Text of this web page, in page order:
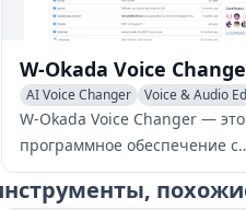
AI Voice Changer
Voice & Audio
AI Voice Chat Generator
W-Okada Voice Changer — это
программное обеспечение с
открытым исходным кодом,
использующее ИИ для